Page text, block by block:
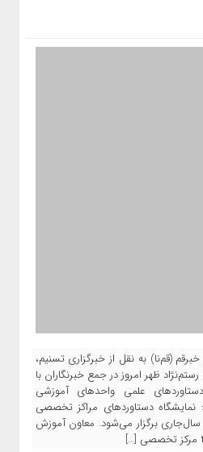
(قم‌نا) به نقل از خبرگزاری تسنیم،
ظهر امروز در جمع خبرنگاران با
علمی واحدهای آموزشی
دستاوردهای مراکز تخصصی
برگزار می‌شود. معاون آموزش